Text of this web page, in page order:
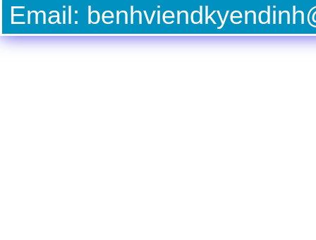
Email: